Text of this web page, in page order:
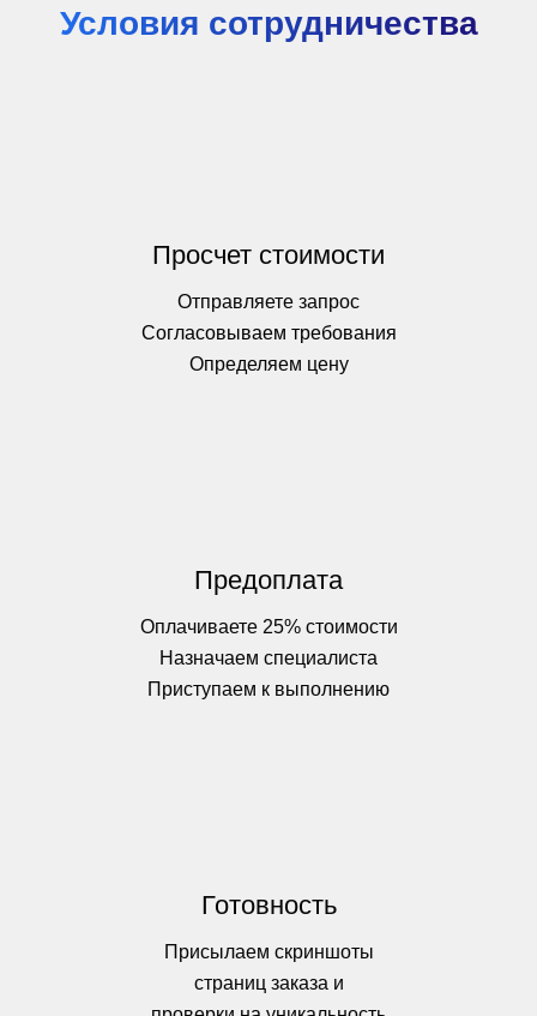
Условия сотрудничества
Просчет стоимости
Отправляете запрос
Согласовываем требования
Определяем цену
Предоплата
Оплачиваете 25% стоимости
Назначаем специалиста
Приступаем к выполнению
Готовность
Присылаем скриншоты
страниц заказа и